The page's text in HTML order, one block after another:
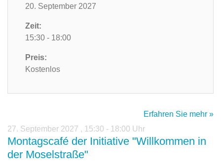
20. September 2027
Zeit:
15:30 - 18:00
Preis:
Kostenlos
Erfahren Sie mehr »
27. September 2027 , 15:30 - 18:00 Uhr
Montagscafé der Initiative "Willkommen in
der Moselstraße"